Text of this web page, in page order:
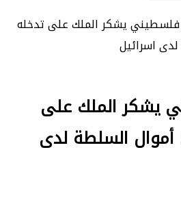
يشكر الملك على تدخله
الملك على
السلطة لدى